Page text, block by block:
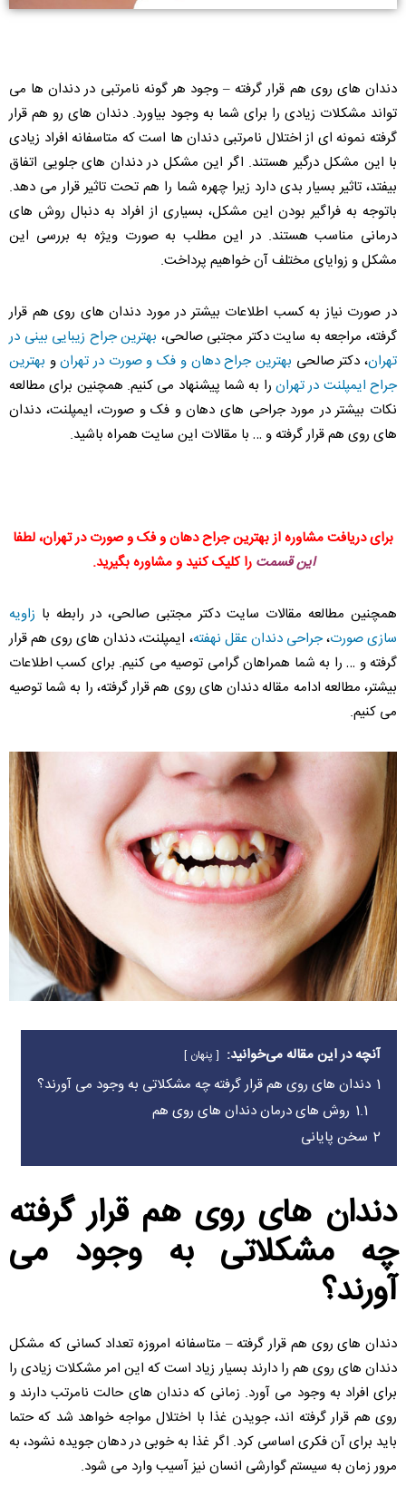
دندان های روی هم قرار گرفته – وجود هر گونه نامرتبی در دندان ها می
تواند مشکلات زیادی را برای شما به وجود بیاورد. دندان های رو هم قرار
گرفته نمونه ای از اختلال نامرتبی دندان ها است که متاسفانه افراد زیادی
با این مشکل درگیر هستند. اگر این مشکل در دندان های جلویی اتفاق
بیفتد، تاثیر بسیار بدی دارد زیرا چهره شما را هم تحت تاثیر قرار می دهد.
باتوجه به فراگیر بودن این مشکل،‌ بسیاری از افراد به دنبال روش های
درمانی مناسب هستند. در این مطلب به صورت ویژه به بررسی این
مشکل و زوایای مختلف آن خواهیم پرداخت.
در صورت نیاز به کسب اطلاعات بیشتر در مورد دندان های روی هم قرار
گرفته، مراجعه به سایت دکتر مجتبی صالحی، بهترین جراح زیبایی بینی در
تهران، دکتر صالحی بهترین جراح دهان و فک و صورت در تهرانو بهترین
جراح ایمپلنت در تهران را به شما پیشنهاد می کنیم. همچنین برای مطالعه
نکات بیشتر در مورد جراحی های دهان و فک و صورت، ایمپلنت، دندان
های روی هم قرار گرفته و … با مقالات این سایت همراه باشید.
برای دریافت مشاوره از بهترین جراح دهان و فک و صورت در تهران، لطفا
این قسمت را کلیک کنید و مشاوره بگیرید.
همچنین مطالعه مقالات سایت دکتر مجتبی صالحی، در رابطه با زاویه
سازی صورت،جراحی دندان عقل نهفته، ایمپلنت، دندان های روی هم قرار
گرفته و … را به شما همراهان گرامی توصیه می کنیم. برای کسب اطلاعات
بیشتر، مطالعه ادامه مقاله دندان های روی هم قرار گرفته، را به شما توصیه
می کنیم.
آنچه در این مقاله می‌خوانید: پنهان
1 دندان های روی هم قرار گرفته چه مشکلاتی به وجود می آورند؟
1.1 روش های درمان دندان های روی هم
2 سخن پایانی
دندان های روی هم قرار گرفته
چه مشکلاتی به وجود می
آورند؟
دندان های روی هم قرار گرفته – متاسفانه امروزه تعداد کسانی که مشکل
دندان های روی هم را دارند بسیار زیاد است که این امر مشکلات زیادی را
برای افراد به وجود می آورد. زمانی که دندان های حالت نامرتب دارند و
روی هم قرار گرفته اند، جویدن غذا با اختلال مواجه خواهد شد که حتما
باید برای آن فکری اساسی کرد. اگر غذا به خوبی در دهان جویده نشود،‌ به
مرور زمان به سیستم گوارشی انسان نیز آسیب وارد می شود.